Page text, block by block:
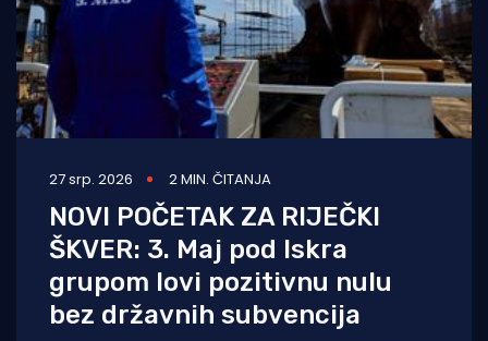
27 srp. 2026 2 MIN. ČITANJA
NOVI POČETAK ZA RIJEČKI
ŠKVER: 3. Maj pod Iskra
grupom lovi pozitivnu nulu
bez državnih subvencija